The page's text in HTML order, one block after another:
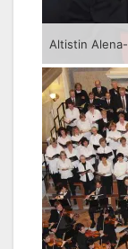
Altistin